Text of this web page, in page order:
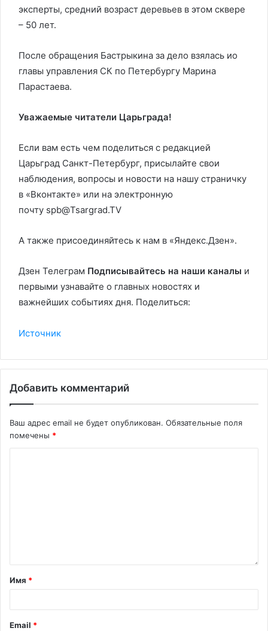
эксперты, средний возраст деревьев в этом сквере
– 50 лет.
После обращения Бастрыкина за дело взялась ио
главы управления СК по Петербургу Марина
Парастаева.
Уважаемые читатели Царьграда!
Если вам есть чем поделиться с редакцией
Царьград Санкт-Петербург, присылайте свои
наблюдения, вопросы и новости на нашу страничку
в «Вконтакте» или на электронную
почту spb@Tsargrad.TV
А также присоединяйтесь к нам в «Яндекс.Дзен».
Дзен Телеграм Подписывайтесь на наши каналы и
первыми узнавайте о главных новостях и
важнейших событиях дня. Поделиться:
Источник
Добавить комментарий
Ваш адрес email не будет опубликован. Обязательные поля
помечены *
Имя *
Email *